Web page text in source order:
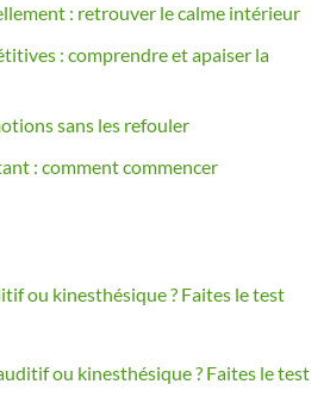
: retrouver le calme intérieur
: comprendre et apaiser la
sans les refouler
: comment commencer
ou kinesthésique ? Faites le test
ou kinesthésique ? Faites le test